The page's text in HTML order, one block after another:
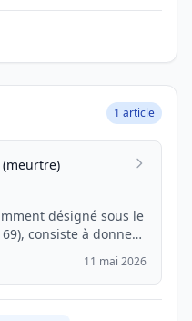
1 article
désigné sous le
consiste à donner
Pour une personne
punie de 30 ans de
personne...
11 mai 2026